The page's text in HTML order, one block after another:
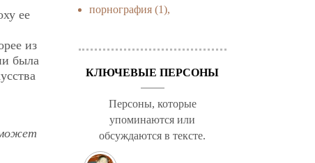
ее
из
была
может
порнография (1),
КЛЮЧЕВЫЕ ПЕРСОНЫ
Персоны, которые
упоминаются или
обсуждаются в тексте.